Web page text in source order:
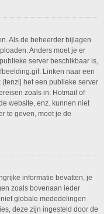
Als de beheerder bijlagen
Anders moet je er
server beschikbaar is,
Linken naar een
het een publieke server
zoals in: Hotmail of
website, enz. kunnen niet
te geven, moet je de
informatie bevatten, je
zoals bovenaan ieder
globale mededelingen
deze zijn ingesteld door de